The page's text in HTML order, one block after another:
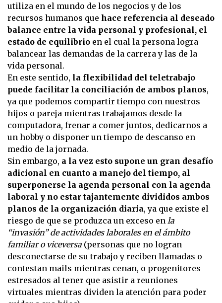
utiliza en el mundo de los negocios y de los
recursos humanos que hace referencia al deseado
balance entre la vida personal y profesional, el
estado de equilibrio en el cual la persona logra
balancear las demandas de la carrera y las de la
vida personal.
En este sentido, la flexibilidad del teletrabajo
puede facilitar la conciliación de ambos planos,
ya que podemos compartir tiempo con nuestros
hijos o pareja mientras trabajamos desde la
computadora, frenar a comer juntos, dedicarnos a
un hobby o disponer un tiempo de descanso en
medio de la jornada.
Sin embargo, a la vez esto supone un gran desafío
adicional en cuanto a manejo del tiempo, al
superponerse la agenda personal con la agenda
laboral y no estar tajantemente divididos ambos
planos de la organización diaria, ya que existe el
riesgo de que se produzca un exceso en la
“invasión” de actividades laborales en el ámbito
familiar o viceversa (personas que no logran
desconectarse de su trabajo y reciben llamadas o
contestan mails mientras cenan, o progenitores
estresados al tener que asistir a reuniones
virtuales mientras dividen la atención para poder